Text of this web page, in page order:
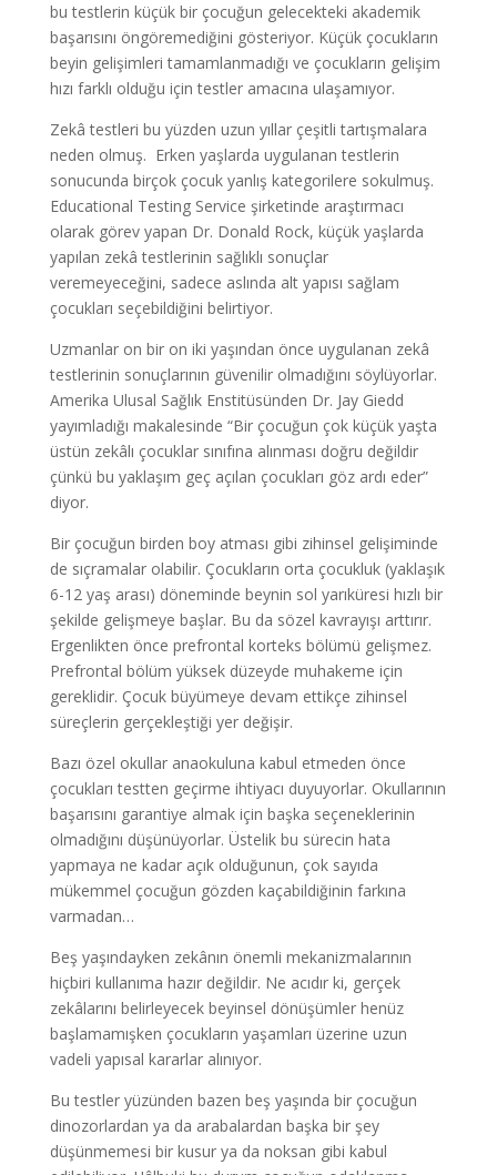
bu testlerin küçük bir çocuğun gelecekteki akademik
başarısını öngöremediğini gösteriyor. Küçük çocukların
beyin gelişimleri tamamlanmadığı ve çocukların gelişim
hızı farklı olduğu için testler amacına ulaşamıyor.
Zekâ testleri bu yüzden uzun yıllar çeşitli tartışmalara
neden olmuş. Erken yaşlarda uygulanan testlerin
sonucunda birçok çocuk yanlış kategorilere sokulmuş.
Educational Testing Service şirketinde araştırmacı
olarak görev yapan Dr. Donald Rock, küçük yaşlarda
yapılan zekâ testlerinin sağlıklı sonuçlar
veremeyeceğini, sadece aslında alt yapısı sağlam
çocukları seçebildiğini belirtiyor.
Uzmanlar on bir on iki yaşından önce uygulanan zekâ
testlerinin sonuçlarının güvenilir olmadığını söylüyorlar.
Amerika Ulusal Sağlık Enstitüsünden Dr. Jay Giedd
yayımladığı makalesinde “Bir çocuğun çok küçük yaşta
üstün zekâlı çocuklar sınıfına alınması doğru değildir
çünkü bu yaklaşım geç açılan çocukları göz ardı eder”
diyor.
Bir çocuğun birden boy atması gibi zihinsel gelişiminde
de sıçramalar olabilir. Çocukların orta çocukluk (yaklaşık
6-12 yaş arası) döneminde beynin sol yarıküresi hızlı bir
şekilde gelişmeye başlar. Bu da sözel kavrayışı arttırır.
Ergenlikten önce prefrontal korteks bölümü gelişmez.
Prefrontal bölüm yüksek düzeyde muhakeme için
gereklidir. Çocuk büyümeye devam ettikçe zihinsel
süreçlerin gerçekleştiği yer değişir.
Bazı özel okullar anaokuluna kabul etmeden önce
çocukları testten geçirme ihtiyacı duyuyorlar. Okullarının
başarısını garantiye almak için başka seçeneklerinin
olmadığını düşünüyorlar. Üstelik bu sürecin hata
yapmaya ne kadar açık olduğunun, çok sayıda
mükemmel çocuğun gözden kaçabildiğinin farkına
varmadan…
Beş yaşındayken zekânın önemli mekanizmalarının
hiçbiri kullanıma hazır değildir. Ne acıdır ki, gerçek
zekâlarını belirleyecek beyinsel dönüşümler henüz
başlamamışken çocukların yaşamları üzerine uzun
vadeli yapısal kararlar alınıyor.
Bu testler yüzünden bazen beş yaşında bir çocuğun
dinozorlardan ya da arabalardan başka bir şey
düşünmemesi bir kusur ya da noksan gibi kabul